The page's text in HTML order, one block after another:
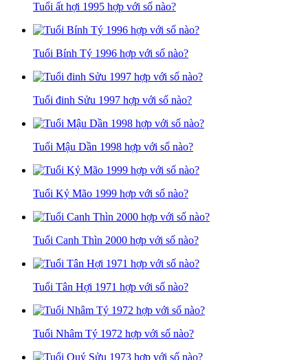
Tuổi ất hợi 1995 hợp với số nào?
Tuổi Bính Tý 1996 hợp với số nào?
Tuổi đinh Sửu 1997 hợp với số nào?
Tuổi Mậu Dần 1998 hợp với số nào?
Tuổi Kỷ Mão 1999 hợp với số nào?
Tuổi Canh Thìn 2000 hợp với số nào?
Tuổi Tân Hợi 1971 hợp với số nào?
Tuổi Nhâm Tý 1972 hợp với số nào?